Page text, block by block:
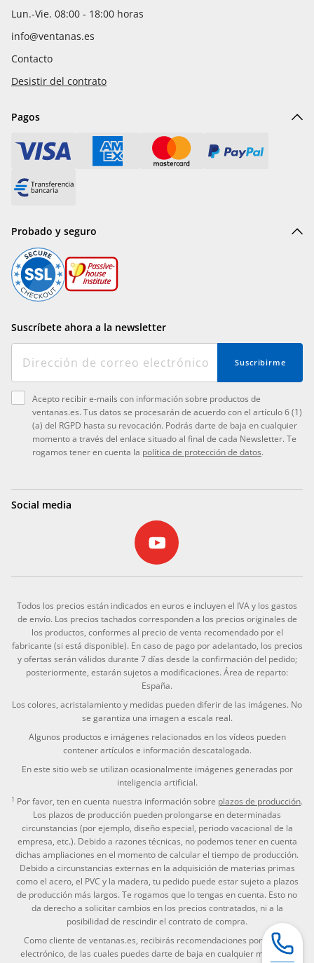
Lun.-Vie. 08:00 - 18:00 horas
info@ventanas.es
Contacto
Desistir del contrato
Pagos
Probado y seguro
Suscríbete ahora a la newsletter
Suscribirme
Acepto recibir e-mails con información sobre productos de
ventanas.es. Tus datos se procesarán de acuerdo con el artículo 6 (1)
(a) del RGPD hasta su revocación. Podrás darte de baja en cualquier
momento a través del enlace situado al final de cada Newsletter. Te
rogamos tener en cuenta la política de protección de datos.
Social media
Todos los precios están indicados en euros e incluyen el IVA y los gastos
de envío. Los precios tachados corresponden a los precios originales de
los productos, conformes al precio de venta recomendado por el
fabricante (si está disponible). En caso de pago por adelantado, los precios
y ofertas serán válidos durante 7 días desde la confirmación del pedido;
posteriormente, estarán sujetos a modificaciones. Área de reparto:
España.
Los colores, acristalamiento y medidas pueden diferir de las imágenes. No
se garantiza una imagen a escala real.
Algunos productos e imágenes relacionados en los vídeos pueden
contener artículos e información descatalogada.
En este sitio web se utilizan ocasionalmente imágenes generadas por
inteligencia artificial.
1 Por favor, ten en cuenta nuestra información sobre plazos de producción.
Los plazos de producción pueden prolongarse en determinadas
circunstancias (por ejemplo, diseño especial, periodo vacacional de la
empresa, etc.). Debido a razones técnicas, no podemos tener en cuenta
dichas ampliaciones en el momento de calcular el tiempo de producción.
Debido a circunstancias externas en la adquisición de materias primas
como el acero, el PVC y la madera, tu pedido puede estar sujeto a plazos
de producción más largos. Te rogamos que lo tengas en cuenta. Esto no
da derecho a solicitar cambios en los precios contratados, ni a la
posibilidad de rescindir el contrato de compra.
Como cliente de ventanas.es, recibirás recomendaciones por correo
electrónico, de las cuales puedes darte de baja en cualquier momento